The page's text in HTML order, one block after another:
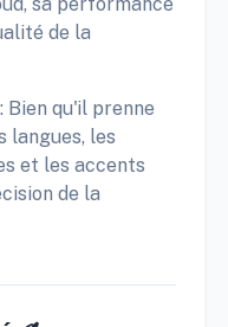
de la
qu'il prenne
langues, les
et les accents
de la